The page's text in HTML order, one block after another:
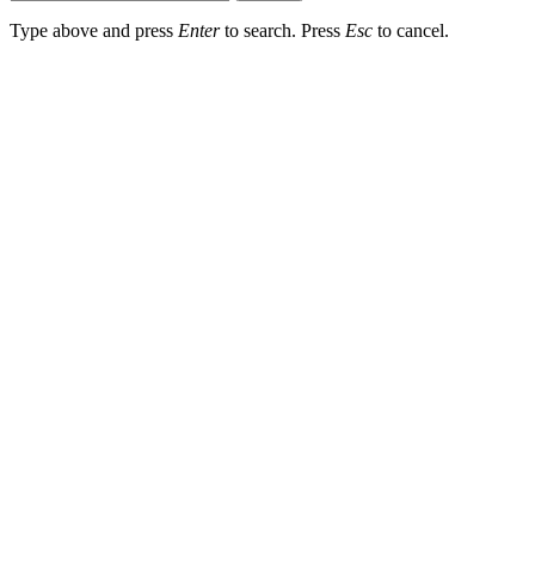
Type above and press Enterto search. Press Esc to cancel.